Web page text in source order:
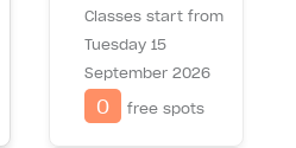
Classes start from
Tuesday 15
September 2026
0 free spots